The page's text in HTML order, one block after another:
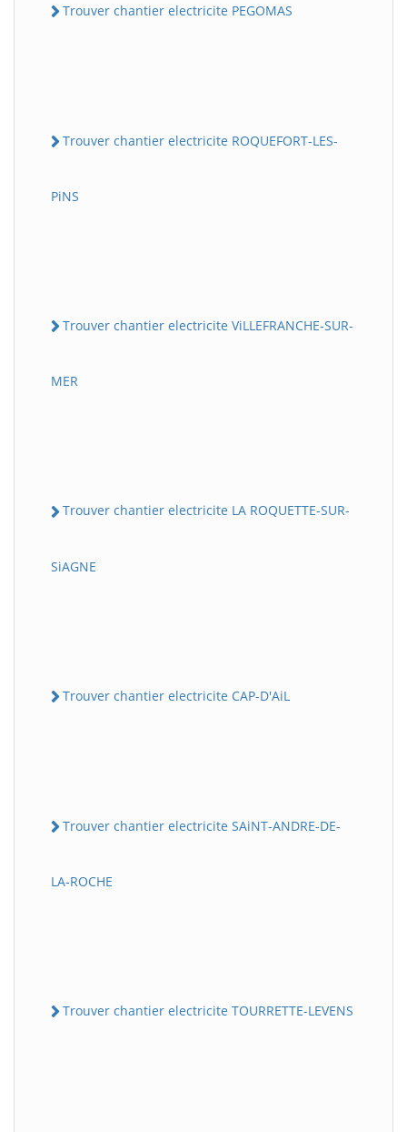
Trouver chantier electricite PEGOMAS
Trouver chantier electricite ROQUEFORT-LES-
PiNS
Trouver chantier electricite ViLLEFRANCHE-SUR-
MER
Trouver chantier electricite LA ROQUETTE-SUR-
SiAGNE
Trouver chantier electricite CAP-D'AiL
Trouver chantier electricite SAiNT-ANDRE-DE-
LA-ROCHE
Trouver chantier electricite TOURRETTE-LEVENS